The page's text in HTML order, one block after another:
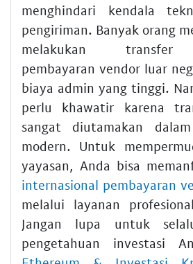
menghindari kendala
pengiriman. Banyak orang
melakukan transfer
pembayaran vendor luar
biaya admin yang tinggi.
perlu khawatir karena
sangat diutamakan
modern. Untuk
yayasan, Anda bisa
internasional pembayaran
melalui layanan
Jangan lupa untuk
pengetahuan investasi